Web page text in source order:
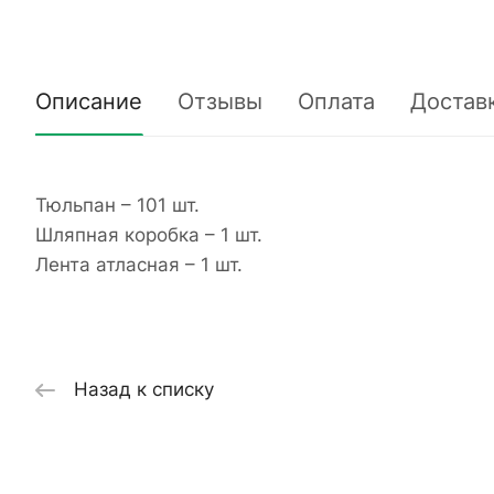
Описание Отзывы Оплата
Тюльпан – 101 шт.
Шляпная коробка – 1 шт.
Лента атласная – 1 шт.
Назад к списку